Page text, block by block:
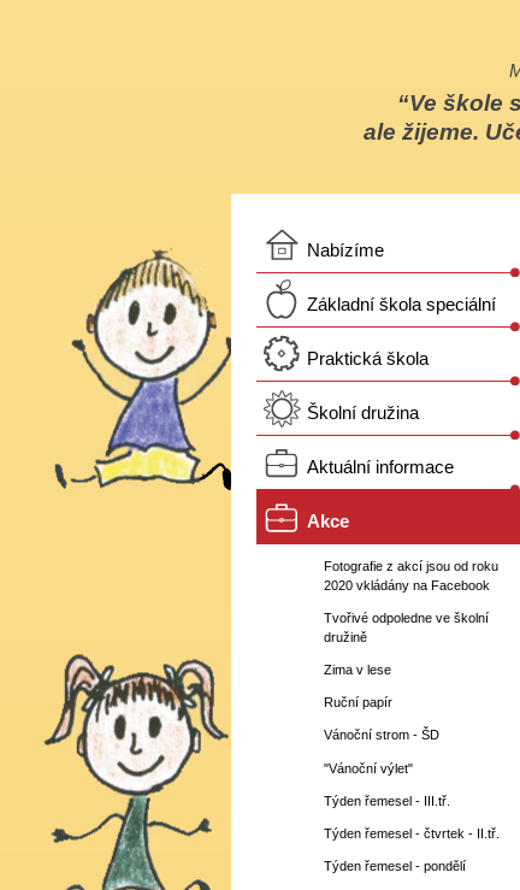
Ve škole
ale žijeme.
Nabízíme
Základní škola speciální
Praktická škola
Školní družina
Aktuální informace
Akce
Fotografie z akcí jsou od roku
2020 vkládány na Facebook
Tvořivé odpoledne ve školní
družině
Zima v lese
Ruční papír
Vánoční strom - ŠD
"Vánoční výlet"
Týden řemesel - III.tř.
Týden řemesel - čtvrtek - II.tř.
Týden řemesel - pondělí